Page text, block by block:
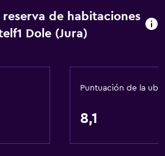
por escaleras
reserva de habitaciones
Dole (Jura)
Puntuación de la
8,1